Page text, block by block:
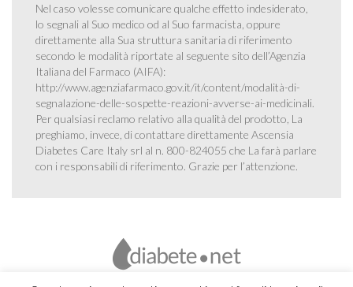
Nel caso volesse comunicare qualche effetto indesiderato,
lo segnali al Suo medico od al Suo farmacista, oppure
direttamente alla Sua struttura sanitaria di riferimento
secondo le modalità riportate al seguente sito dell’Agenzia
Italiana del Farmaco (AIFA):
http://www.agenziafarmaco.gov.it/it/content/modalità-di-
segnalazione-delle-sospette-reazioni-avverse-ai-medicinali.
Per qualsiasi reclamo relativo alla qualità del prodotto, La
preghiamo, invece, di contattare direttamente Ascensia
Diabetes Care Italy srl al n. 800-824055 che La farà parlare
con i responsabili di riferimento. Grazie per l’attenzione.